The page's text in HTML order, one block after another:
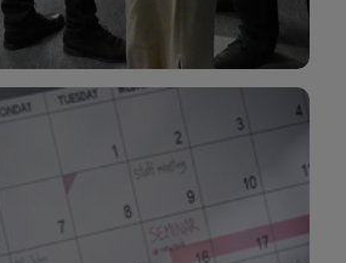
Imprez
gromadzi wszystkie planowane